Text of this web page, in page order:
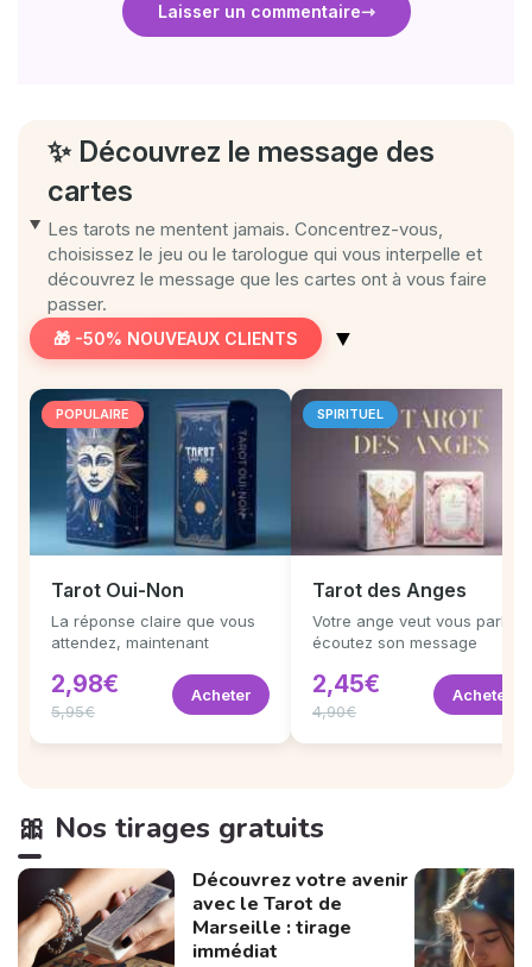
Laisser un commentaire
✨ Découvrez le message des
cartes
Les tarots ne mentent jamais. Concentrez-vous,
choisissez le jeu ou le tarologue qui vous interpelle et
découvrez le message que les cartes ont à vous faire
passer.
🎁 -50% NOUVEAUX CLIENTS ▼
POPULAIRE
Tarot Oui-Non
La réponse claire que vous
attendez, maintenant
2,98€
5,95€
Acheter
SPIRITUEL
Tarot des Anges
Votre ange veut vous parler,
écoutez son message
2,45€
4,90€
Acheter
🎀 Nos tirages gratuits
Découvrez votre avenir
avec le Tarot de
Marseille : tirage
immédiat